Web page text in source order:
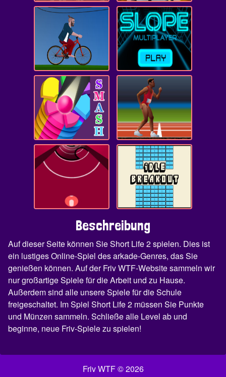
Beschreibung
Auf dieser Seite können Sie Short Life 2 spielen. Dies ist
ein lustiges Online-Spiel des arkade-Genres, das Sie
genießen können. Auf der Friv WTF-Website sammeln wir
nur großartige Spiele für die Arbeit und zu Hause.
Außerdem sind alle unsere Spiele für die Schule
freigeschaltet. Im Spiel Short Life 2 müssen Sie Punkte
und Münzen sammeln. Schließe alle Level ab und
beginne, neue Friv-Spiele zu spielen!
Friv WTF © 2026